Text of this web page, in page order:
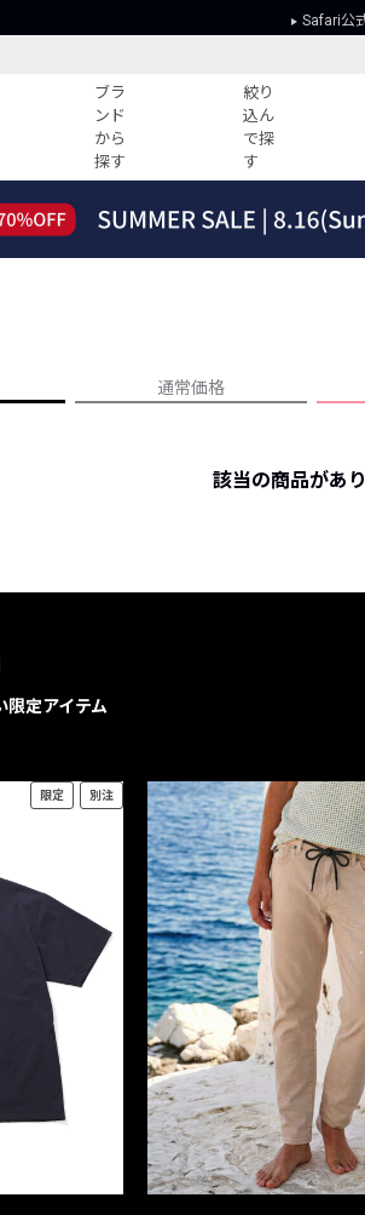
Safari公
ブラ
ンド
から
探す
絞り
込ん
で探
す
すべての記事
新ブランドご紹介！
人気アイテム TOP 15
通常価格
該当の商品があ
定アイテム
限定 別注